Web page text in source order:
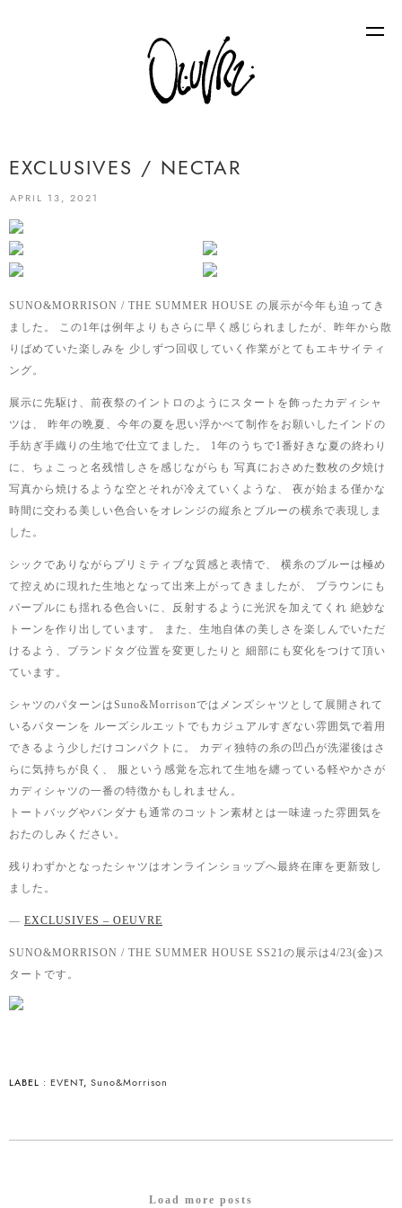
EXCLUSIVES / NECTAR
APRIL 13, 2021
SUNO&MORRISON / THE SUMMER HOUSE の展示が今年も迫ってき
ました。
この1年は例年よりもさらに早く感じられましたが、昨年から散
りばめていた楽しみを 少しずつ回収していく作業がとてもエキサイティ
ング。
展示に先駆け、前夜祭のイントロのようにスタートを飾ったカディシャ
ツは、
昨年の晩夏、今年の夏を思い浮かべて制作をお願いしたインドの
手紡ぎ手織りの生地で仕立てました。
1年のうちで1番好きな夏の終わり
に、ちょこっと名残惜しさを感じながらも 写真におさめた数枚の夕焼け
写真から焼けるような空とそれが冷えていくような、
夜が始まる僅かな
時間に交わる美しい色合いをオレンジの縦糸とブルーの横糸で表現しま
した。
シックでありながらプリミティブな質感と表情で、
横糸のブルーは極め
て控えめに現れた生地となって出来上がってきましたが、
ブラウンにも
パープルにも揺れる色合いに、反射するように光沢を加えてくれ 絶妙な
トーンを作り出しています。
また、生地自体の美しさを楽しんでいただ
けるよう、ブランドタグ位置を変更したりと 細部にも変化をつけて頂い
ています。
シャツのパターンはSuno&Morrisonではメンズシャツとして展開されて
いるパターンを ルーズシルエットでもカジュアルすぎない雰囲気で着用
できるよう少しだけコンパクトに。
カディ独特の糸の凹凸が洗濯後はさ
らに気持ちが良く、
服という感覚を忘れて生地を纏っている軽やかさが
カディシャツの一番の特徴かもしれません。
トートバッグやバンダナも通常のコットン素材とは一味違った雰囲気を
おたのしみください。
残りわずかとなったシャツはオンラインショップへ最終在庫を更新致し
ました。
— EXCLUSIVES – OEUVRE
SUNO&MORRISON / THE SUMMER HOUSE SS21の展示は4/23(金)ス
タートです。
LABEL : EVENT, Suno&Morrison
Load more posts